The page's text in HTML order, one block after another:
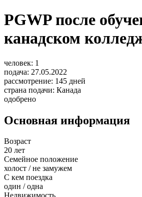
PGWP после
канадском
человек: 1
подача: 27.05.2022
рассмотрение: 145 дней
страна подачи: Канада
одобрено
Основная информация
Возраст
20 лет
Семейное положение
холост / не замужем
С кем поездка
один / одна